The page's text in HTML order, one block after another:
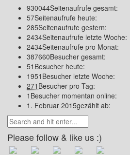
930044Seitenaufrufe gesamt:
57Seitenaufrufe heute:
285Seitenaufrufe gestern:
2434Seitenaufrufe letzte Woche:
2434Seitenaufrufe pro Monat:
387660Besucher gesamt:
51 Besucher heute:
1951 Besucher letzte Woche:
271 Besucher pro Tag:
1 Besucher momentan online:
1. Februar 2015gezählt ab:
Please follow & like us :)